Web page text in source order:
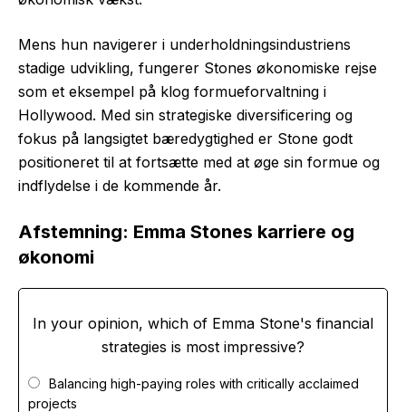
Mens hun navigerer i underholdningsindustriens
stadige udvikling, fungerer Stones økonomiske rejse
som et eksempel på klog formueforvaltning i
Hollywood. Med sin strategiske diversificering og
fokus på langsigtet bæredygtighed er Stone godt
positioneret til at fortsætte med at øge sin formue og
indflydelse i de kommende år.
Afstemning: Emma Stones karriere og
økonomi
In your opinion, which of Emma Stone's financial
strategies is most impressive?
Balancing high-paying roles with critically acclaimed
projects